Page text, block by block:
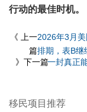
行动的最佳时机。
《 上一
篇
2026年3月
排期，表B继
》下一篇一封真正
移民项目推荐